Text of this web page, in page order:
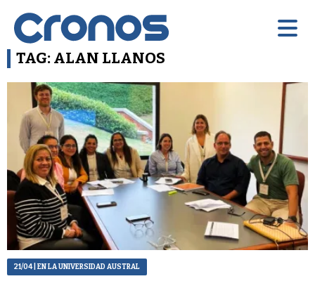
TAG: ALAN LLANOS
21/04| EN LA UNIVERSIDAD AUSTRAL